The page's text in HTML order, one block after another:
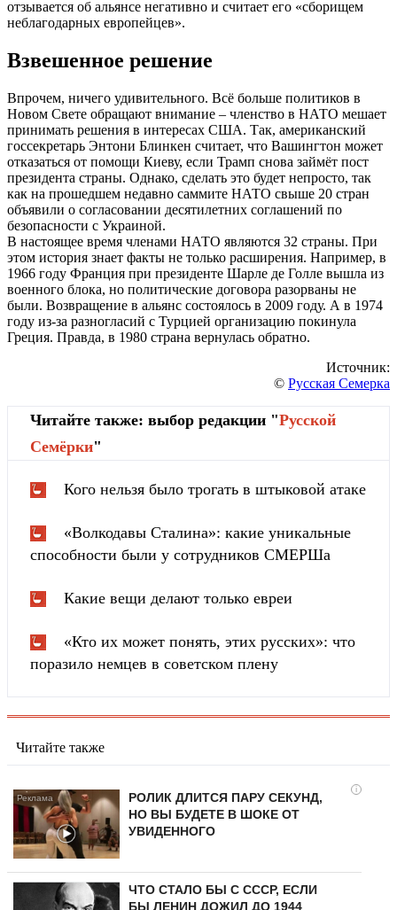
отзывается об альянсе негативно и считает его «сборищем
неблагодарных европейцев».
Взвешенное решение
Впрочем, ничего удивительного. Всё больше политиков в
Новом Свете обращают внимание – членство в НАТО мешает
принимать решения в интересах США. Так, американский
госсекретарь Энтони Блинкен считает, что Вашингтон может
отказаться от помощи Киеву, если Трамп снова займёт пост
президента страны. Однако, сделать это будет непросто, так
как на прошедшем недавно саммите НАТО свыше 20 стран
объявили о согласовании десятилетних соглашений по
безопасности с Украиной.
В настоящее время членами НАТО являются 32 страны. При
этом история знает факты не только расширения. Например, в
1966 году Франция при президенте Шарле де Голле вышла из
военного блока, но политические договора разорваны не
были. Возвращение в альянс состоялось в 2009 году. А в 1974
году из-за разногласий с Турцией организацию покинула
Греция. Правда, в 1980 страна вернулась обратно.
Источник:
© Русская Семерка
Читайте также: выбор редакции "Русской
Cемёрки"
Кого нельзя было трогать в штыковой атаке
«Волкодавы Сталина»: какие уникальные
способности были у сотрудников СМЕРШа
Какие вещи делают только евреи
«Кто их может понять, этих русских»: что
поразило немцев в советском плену
Читайте также
i
РОЛИК ДЛИТСЯ ПАРУ СЕКУНД,
НО ВЫ БУДЕТЕ В ШОКЕ ОТ
УВИДЕННОГО
ЧТО СТАЛО БЫ С СССР, ЕСЛИ
БЫ ЛЕНИН ДОЖИЛ ДО 1944